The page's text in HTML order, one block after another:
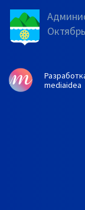
mediaidea